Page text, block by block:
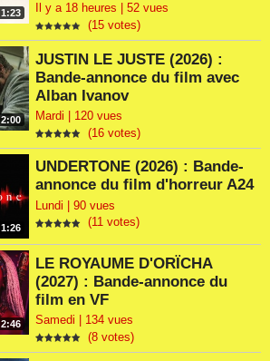
1:23
Il y a 18 heures | 52 vues
(15 votes)
2:00
JUSTIN LE JUSTE (2026) :
Bande-annonce du film avec
Alban Ivanov
Mardi | 120 vues
(16 votes)
1:26
UNDERTONE (2026) : Bande-
annonce du film d'horreur A24
Lundi | 90 vues
(11 votes)
2:46
LE ROYAUME D'ORÏCHA
(2027) : Bande-annonce du
film en VF
Samedi | 134 vues
(8 votes)